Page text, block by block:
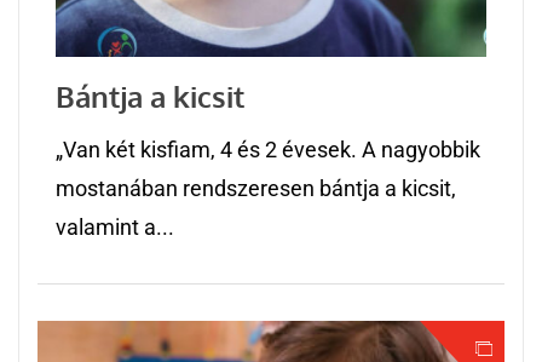
Bántja a kicsit
„Van két kisfiam, 4 és 2 évesek. A nagyobbik
mostanában rendszeresen bántja a kicsit,
valamint a...